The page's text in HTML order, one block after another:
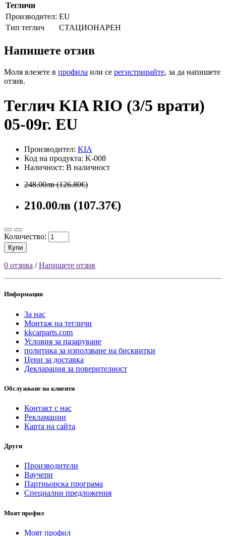
Тегличи
Производител: EU
Тип теглич
СТАЦИОНАРЕН
Напишете отзив
Моля влезете в профила или се регистрирайте, за да напишете
отзив.
Теглич KIA RIO (3/5 врати)
05-09г. EU
Производител: KIA
Код на продукта: K-008
Наличност: В наличност
248.00лв (126.80€)
210.00лв (107.37€)
Количество:
Купи
0 отзива /Напишете отзив
Информация
За нас
Монтаж на тегличи
kkcarparts.com
Условия за пазаруване
политика за използване на бисквитки
Цени за доставка
Декларация за поверителност
Обслужване на клиенти
Контакт с нас
Рекламации
Карта на сайта
Други
Производители
Ваучери
Партньорска програма
Специални предложения
Моят профил
Моят профил